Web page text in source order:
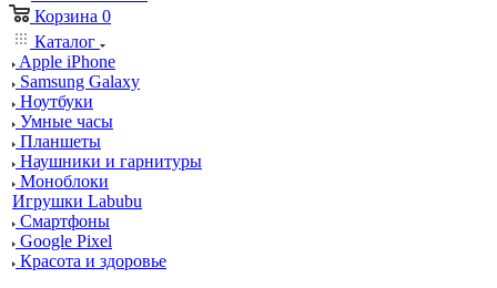
Корзина 0
Каталог
Apple iPhone
Samsung Galaxy
Ноутбуки
Умные часы
Планшеты
Наушники и гарнитуры
Моноблоки
Игрушки Labubu
Смартфоны
Google Pixel
Красота и здоровье